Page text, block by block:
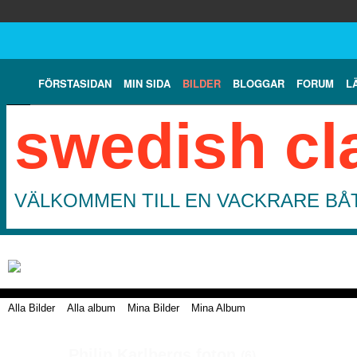
FÖRSTASIDAN MIN SIDA BILDER BLOGGAR FORUM
swedish
VÄLKOMMEN TILL EN VACKRARE
Alla Bilder Alla album Mina Bilder Mina Album